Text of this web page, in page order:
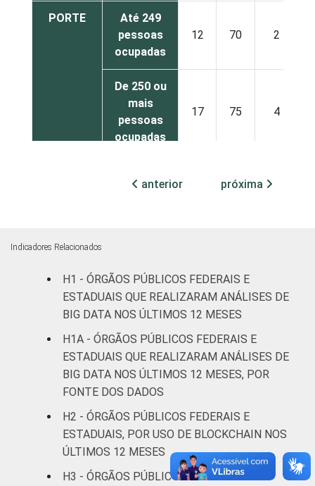
PORTE
Até 249
pessoas
ocupadas
12 70 2
De 250 ou
mais
pessoas
ocupadas
17 75 4
declarado
54
Estudos para o Desenvolvimento da
Pesquisa sobre o uso das tecnologias de
informação e comunicação no setor público
brasileiro – TIC Governo Eletrônico 2023.
anterior próxima
Indicadores Relacionados
H1 - ÓRGÃOS PÚBLICOS FEDERAIS E
ESTADUAIS QUE REALIZARAM ANÁLISES DE
BIG DATA NOS ÚLTIMOS 12 MESES
H1A - ÓRGÃOS PÚBLICOS FEDERAIS E
ESTADUAIS QUE REALIZARAM ANÁLISES DE
BIG DATA NOS ÚLTIMOS 12 MESES, POR
FONTE DOS DADOS
H2 - ÓRGÃOS PÚBLICOS FEDERAIS E
ESTADUAIS, POR USO DE BLOCKCHAIN NOS
ÚLTIMOS 12 MESES
H3 - ÓRGÃOS PÚBLICOS FEDERAIS E